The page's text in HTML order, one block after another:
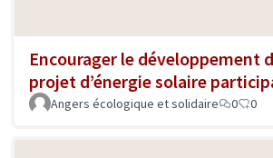
Encourager le développement
projet d’énergie solaire
Angers écologique et solidaire 0 0